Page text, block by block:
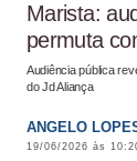
Marista:
permuta
Audiência pública
do Jd Aliança
ANGELO
19/06/2026 às